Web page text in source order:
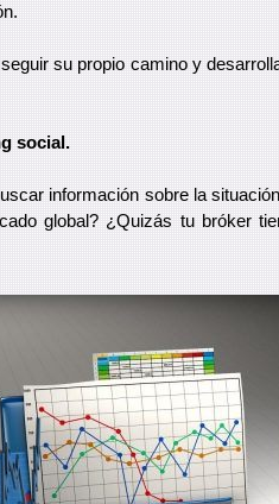
su propio camino y
social.
información sobre la
global? ¿Quizás tu bróker